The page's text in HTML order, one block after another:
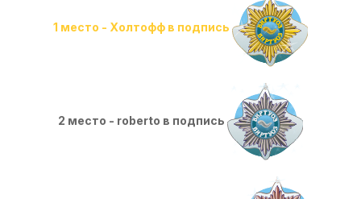
1 место - Холтофф в подпись
2 место - roberto в подпись